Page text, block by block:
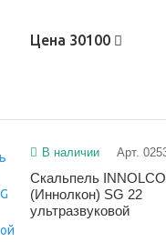
Цена 30100
В наличии Арт.
Скальпель
(Иннолкон) SG 22
ультразвуковой